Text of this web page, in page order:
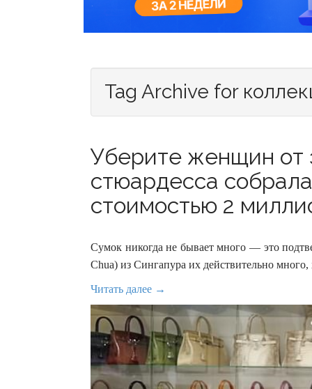
Tag Archive for
Уберите женщин от
стюардесса
стоимостью 2
Сумок никогда не бывает много — это
Chua) из Сингапура их действительно много,
Читать далее →